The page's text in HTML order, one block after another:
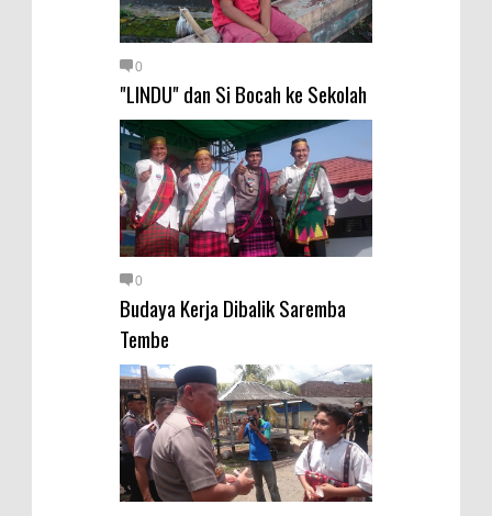
0
"LINDU" dan Si Bocah ke Sekolah
0
Budaya Kerja Dibalik Saremba
Tembe